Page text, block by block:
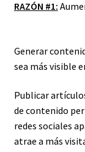
RAZÓN #1:
Generar
sea más visible
Publicar
de contenido
redes sociales
atrae a más